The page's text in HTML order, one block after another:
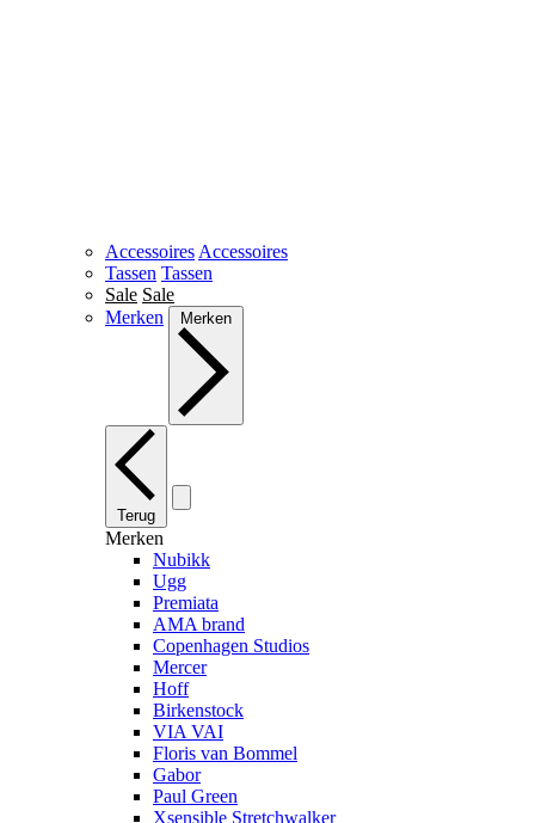
Accessoires Accessoires
Tassen Tassen
Sale Sale
Merken
Merken
Terug
Merken
Nubikk
Ugg
Premiata
AMA brand
Copenhagen Studios
Mercer
Hoff
Birkenstock
VIA VAI
Floris van Bommel
Gabor
Paul Green
Xsensible Stretchwalker